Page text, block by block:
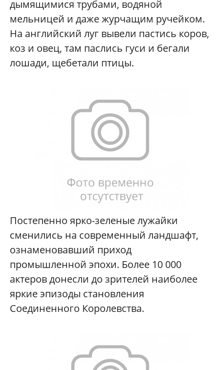
дымящимися трубами, водяной
мельницей и даже журчащим ручейком.
На английский луг вывели пастись коров,
коз и овец, там паслись гуси и бегали
лошади, щебетали птицы.
Постепенно ярко-зеленые лужайки
сменились на современный ландшафт,
ознаменовавший приход
промышленной эпохи. Более 10 000
актеров донесли до зрителей наиболее
яркие эпизоды становления
Соединенного Королевства.